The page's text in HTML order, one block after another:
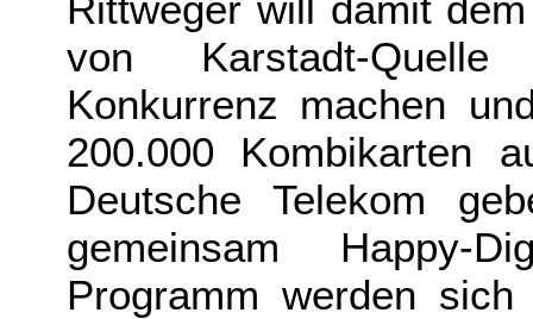
von Karstadt-
Konkurrenz machen
200.000 Kombikarten
Deutsche Telekom
gemeinsam Happy-
Programm werden